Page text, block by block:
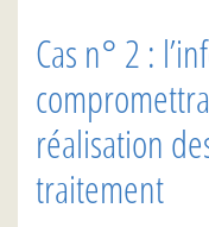
Cas n° 2 :
réalisation
traitement